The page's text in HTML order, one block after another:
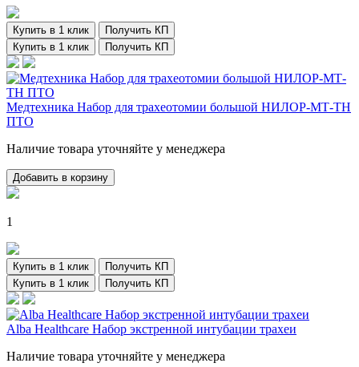
Купить в 1 клик
Получить КП
Купить в 1 клик
Получить КП
Медтехника Набор для трахеотомии большой НИЛОР-МТ-ТН
ПТО
Наличие товара уточняйте у менеджера
Добавить в корзину
1
Купить в 1 клик
Получить КП
Купить в 1 клик
Получить КП
Alba Healthcare Набор экстренной интубации трахеи
Наличие товара уточняйте у менеджера